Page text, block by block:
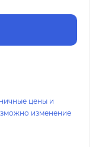
цены и
изменение